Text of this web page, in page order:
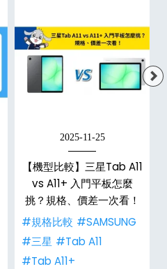
2025-11-25
【機型比較】三星Tab A11
vs A11+ 入門平板怎麼
挑？規格、價差一次看！
#規格比較 #SAMSUNG
#三星 #Tab A11
#Tab A11+